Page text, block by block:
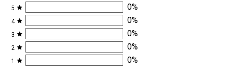
5 0%
4 0%
3 0%
2 0%
1 0%